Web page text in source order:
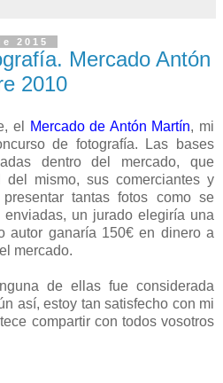
2015
Mercado Antón
2010
el Mercado de Antón Martín, mi
de fotografía. Las bases
dentro del mercado, que
del mismo, sus comerciantes y
tantas fotos como se
un jurado elegiría una
autor ganaría 150€ en dinero a
mercado.
de ellas fue considerada
así, estoy tan satisfecho con mi
compartir con todos vosotros